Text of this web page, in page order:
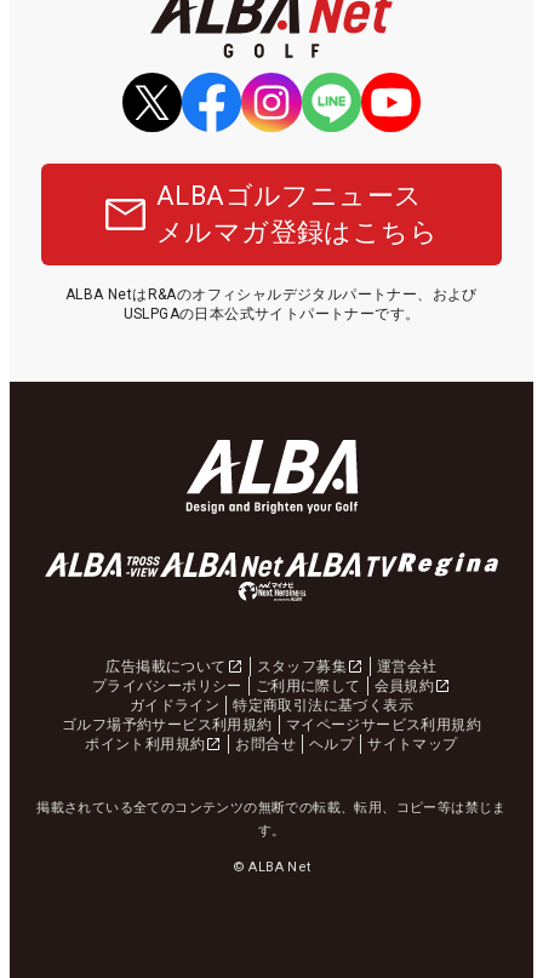
ALBAゴルフニュース
メルマガ登録はこちら
ALBA NetはR&Aのオフィシャルデジタルパートナー、および
USLPGAの日本公式サイトパートナーです。
広告掲載について スタッフ募集
運営会社
プライバシーポリシー
ご利用に際して
会員規約
ガイドライン
特定商取引法に基づく表示
ゴルフ場予約サービス利用規約
マイページサービス利用規約
ポイント利用規約
お問合せ ヘルプ サイトマップ
掲載されている全てのコンテンツの無断での転載、転用、コピー等は禁じま
す。
© ALBA Net